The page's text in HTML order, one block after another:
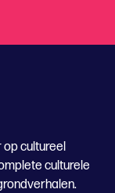
cultureel
culturele